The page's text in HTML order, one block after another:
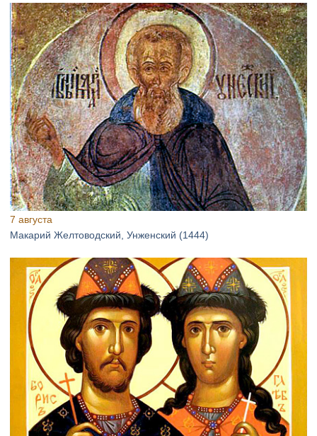
7 августа
Макарий Желтоводский, Унженский (1444)